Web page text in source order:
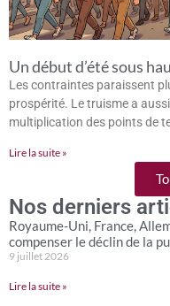
Un début d’été sous
Les contraintes paraissent
prospérité. Le truisme a
multiplication des points de
Lire la suite »
Nos derniers
Royaume-Uni, France,
compenser le déclin de la
9 juillet 2026
Lire la suite »